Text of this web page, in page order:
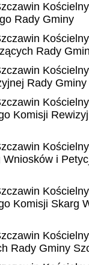
Rady Gminy
Rady
Rady
Komisji
i
Komisji Skarg
Rady Gminy